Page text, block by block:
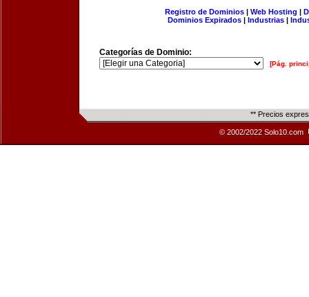
Registro de Dominios| Web Hosting |
Dominios Expirados | Industrias |
Categorías de Dominio:
[Pág.
** Precios
© 2002/2022 Solo10.com